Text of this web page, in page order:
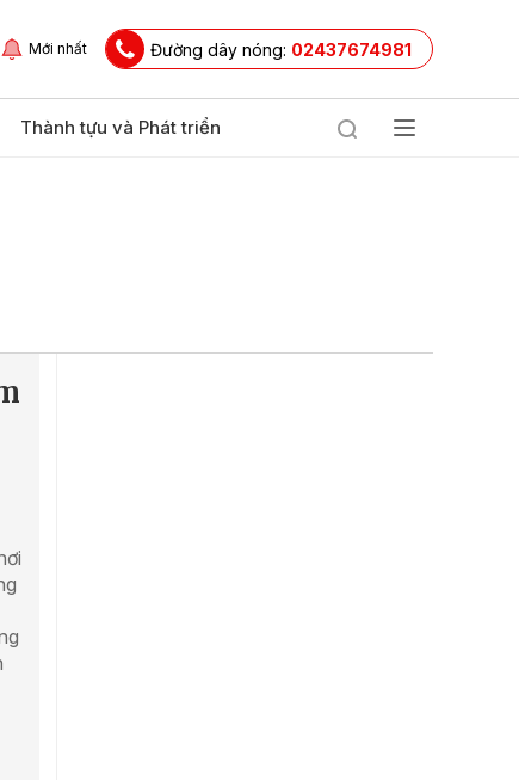
Mới nhất Đường dây nóng: 02437674981
Thành tựu và Phát triển